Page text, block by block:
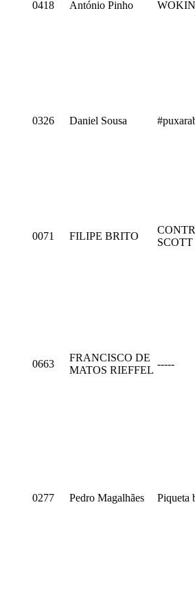
0418 António Pinho WOKIN
0326 Daniel Sousa
0071 FILIPE BRITO
0663
FRANCISCO DE
MATOS RIEFFEL
-----
0277 Pedro Magalhães Piqueta